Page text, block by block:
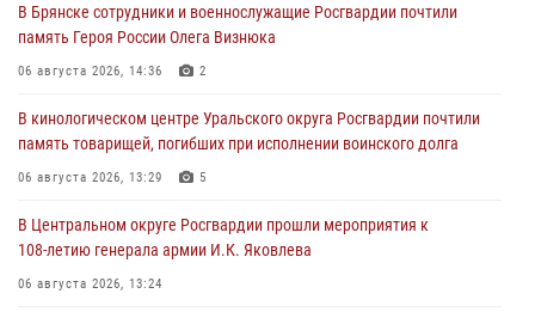
В Брянске сотрудники и военнослужащие Росгвардии почтили
память Героя России Олега Визнюка
06 августа 2026, 14:36 2
В кинологическом центре Уральского округа Росгвардии почтили
память товарищей, погибших при исполнении воинского долга
06 августа 2026, 13:29 5
В Центральном округе Росгвардии прошли мероприятия к
108‑летию генерала армии И.К. Яковлева
06 августа 2026, 13:24